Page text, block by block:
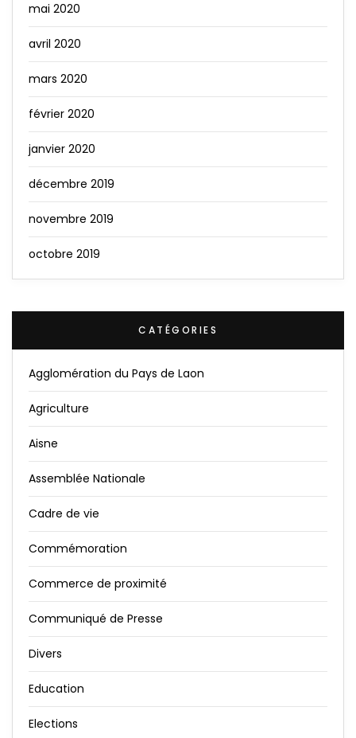
mai 2020
avril 2020
mars 2020
février 2020
janvier 2020
décembre 2019
novembre 2019
octobre 2019
CATÉGORIES
Agglomération du Pays de Laon
Agriculture
Aisne
Assemblée Nationale
Cadre de vie
Commémoration
Commerce de proximité
Communiqué de Presse
Divers
Education
Elections